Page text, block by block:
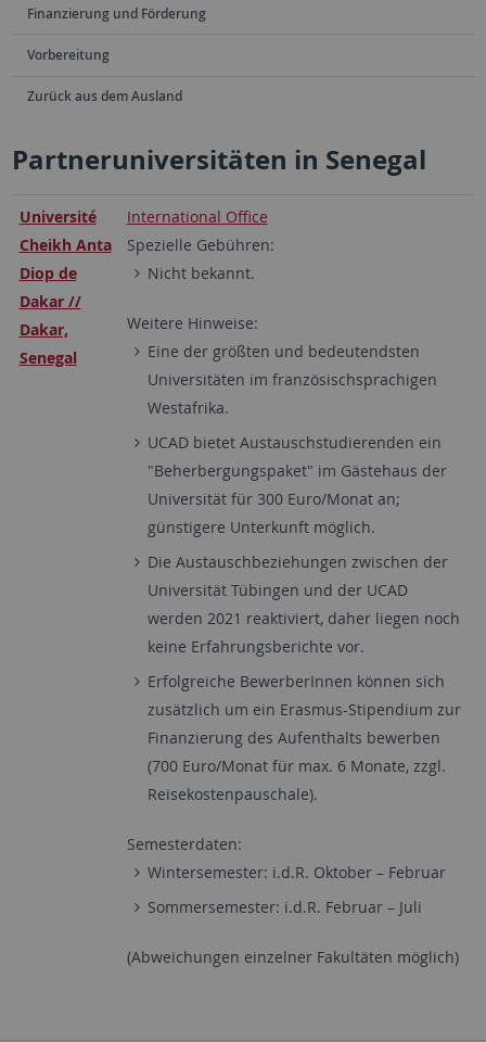
Finanzierung und Förderung
Vorbereitung
Zurück aus dem Ausland
Partneruniversitäten in Senegal
Université
Cheikh Anta
Diop de
Dakar //
Dakar,
Senegal
International Office
Spezielle Gebühren:
Nicht bekannt.
Weitere Hinweise:
Eine der größten und bedeutendsten
Universitäten im französischsprachigen
Westafrika.
UCAD bietet Austauschstudierenden ein
"Beherbergungspaket" im Gästehaus der
Universität für 300 Euro/Monat an;
günstigere Unterkunft möglich.
Die Austauschbeziehungen zwischen der
Universität Tübingen und der UCAD
werden 2021 reaktiviert, daher liegen noch
keine Erfahrungsberichte vor.
Erfolgreiche BewerberInnen können sich
zusätzlich um ein Erasmus-Stipendium zur
Finanzierung des Aufenthalts bewerben
(700 Euro/Monat für max. 6 Monate, zzgl.
Reisekostenpauschale).
Semesterdaten:
Wintersemester: i.d.R. Oktober – Februar
Sommersemester: i.d.R. Februar – Juli
(Abweichungen einzelner Fakultäten möglich)